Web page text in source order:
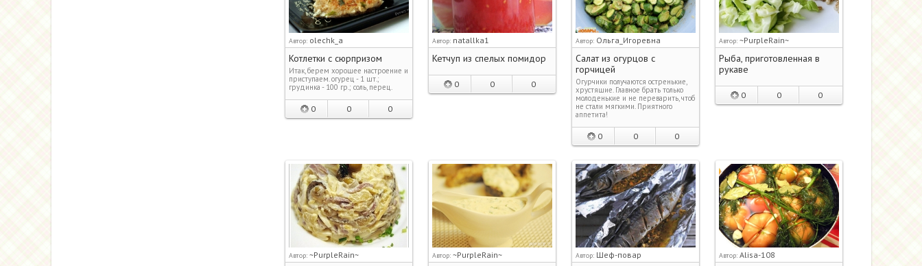
Автор: olechk_a
Котлетки с сюрпризом
Итак, берем хорошее настроение и
приступаем. огурец - 1 шт.;
грудинка - 100 гр.; соль, перец.
0 0 0
Автор: natallka1
Кетчуп из спелых помидор
0 0 0
Автор: Ольга_Игоревна
Салат из огурцов с
горчицей
Огурчики получаются остренькие,
хрустящие. Главное брать только
молоденькие и не переварить, чтоб
не стали мягкими. Приятного
аппетита!
0 0 0
Автор: ~PurpleRain~
Рыба, приготовленная в
рукаве
0 0 0
Автор: ~PurpleRain~ Автор: ~PurpleRain~ Автор: Шеф-повар Автор: Alisa-108